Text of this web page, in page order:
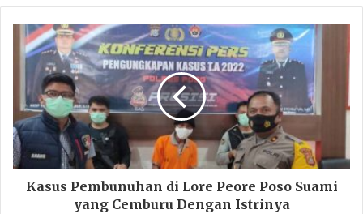
Kasus Pembunuhan di Lore Peore Poso Suami
yang Cemburu Dengan Istrinya